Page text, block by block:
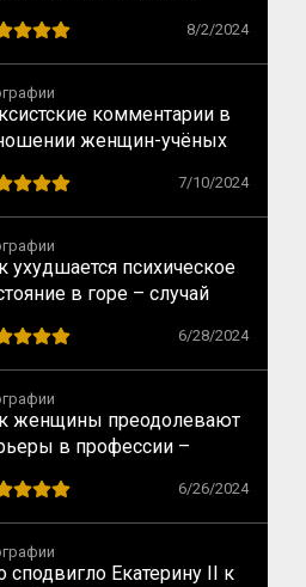
8/2/2024
комментарии в
женщин-учёных
7/10/2024
ухудшается психическое
в горе – случай
6/28/2024
женщины преодолевают
в профессии –
6/26/2024
сподвигло Екатерину II к